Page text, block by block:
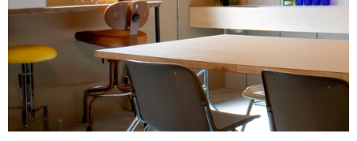
ロートアイアン 天然石・石材
メンテナンス・施工材 新商品
お役立ち情報 住まいのスタイリング
アイデア
ミラタップ
チャンネル
オンライン相談
浴
床・
駐
車
場